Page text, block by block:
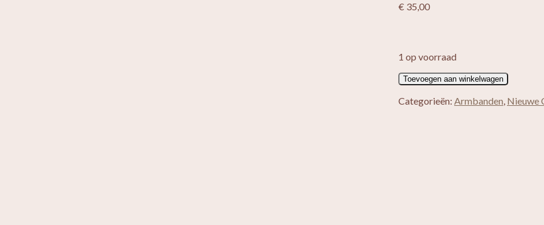
€ 35,00
1 op voorraad
Vergulden
armband
Maansteen
Toevoegen aan winkelwagen
Categorieën: Armbanden, Nieuwe